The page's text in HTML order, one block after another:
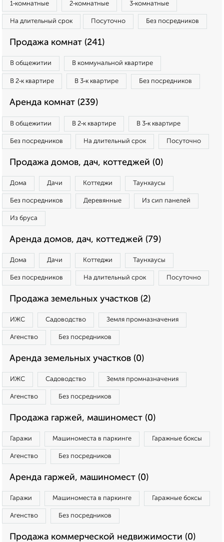
1‑комнатные 2‑комнатные 3‑комнатные
На длительный срок Посуточно Без посредников
Продажа комнат (241)
В общежитии В коммунальной квартире
В 2‑к квартире В 3‑к квартире Без посредников
Аренда комнат (239)
В общежитии В 2‑к квартире В 3‑к квартире
Без посредников На длительный срок Посуточно
Продажа домов, дач, коттеджей (0)
Дома Дачи Коттеджи Таунхаусы
Без посредников Деревянные Из сип панелей
Из бруса
Аренда домов, дач, коттеджей (79)
Дома Дачи Коттеджи Таунхаусы
Без посредников На длительный срок Посуточно
Продажа земельных участков (2)
ИЖС Садоводство Земля промназначения
Агенство Без посредников
Аренда земельных участков (0)
ИЖС Садоводство Земля промназначения
Агенство Без посредников
Продажа гаржей, машиномест (0)
Гаражи Машиноместа в паркинге Гаражные боксы
Агенство Без посредников
Аренда гаржей, машиномест (0)
Гаражи Машиноместа в паркинге Гаражные боксы
Агенство Без посредников
Продажа коммерческой недвижимости (0)